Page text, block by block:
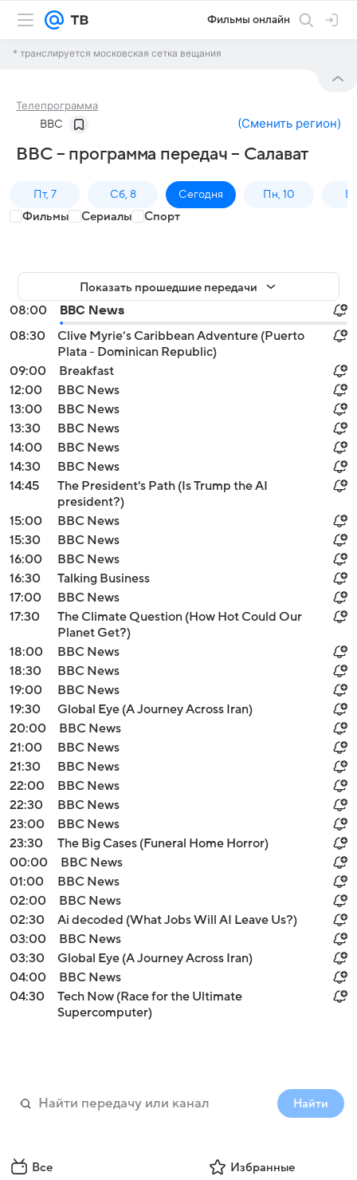
Фильмы онлайн
* транслируется московская сетка вещания
Телепрограмма
BBC (Сменить регион)
BBC – программа передач – Салават
Пт, 7 Сб, 8 Сегодня Пн, 10
Фильмы Сериалы Спорт
Показать прошедшие передачи
08:00
BBC News
08:30
Clive Myrie’s Caribbean Adventure (Puerto
Plata - Dominican Republic)
09:00
Breakfast
12:00
BBC News
13:00
BBC News
13:30
BBC News
14:00
BBC News
14:30
BBC News
14:45
The President's Path (Is Trump the AI
president?)
15:00
BBC News
15:30
BBC News
16:00
BBC News
16:30
Talking Business
17:00
BBC News
17:30
The Climate Question (How Hot Could Our
Planet Get?)
18:00
BBC News
18:30
BBC News
19:00
BBC News
19:30
Global Eye (A Journey Across Iran)
20:00
BBC News
21:00
BBC News
21:30
BBC News
22:00
BBC News
22:30
BBC News
23:00
BBC News
23:30
The Big Cases (Funeral Home Horror)
00:00
BBC News
01:00
BBC News
02:00
BBC News
02:30
Ai decoded (What Jobs Will AI Leave Us?)
03:00
BBC News
03:30
Global Eye (A Journey Across Iran)
04:00
BBC News
04:30
Tech Now (Race for the Ultimate
Supercomputer)
Найти
Все Избранные